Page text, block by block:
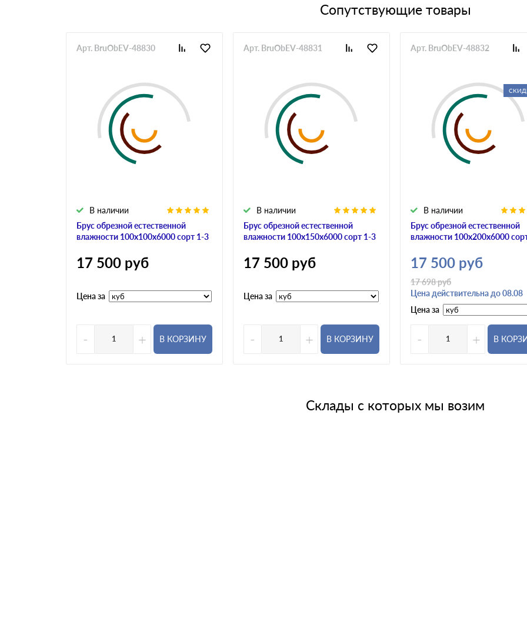
Сопутствующие товары
Брус обрезной естественной
влажности 100х100х6000 сорт 1-3
В наличии
Арт. BruObEV-48830
17 500 руб
Цена за
- + В КОРЗИНУ
Брус обрезной естественной
влажности 100х150х6000 сорт 1-3
В наличии
Арт. BruObEV-48831
17 500 руб
Цена за
- + В КОРЗИНУ
Брус обрезной естественной
влажности 100х200х6000
В наличии
Арт. BruObEV-48832
17 500 руб
17 698руб
Цена действительна до 08.08
Цена за
- + В
Склады с которых мы возим